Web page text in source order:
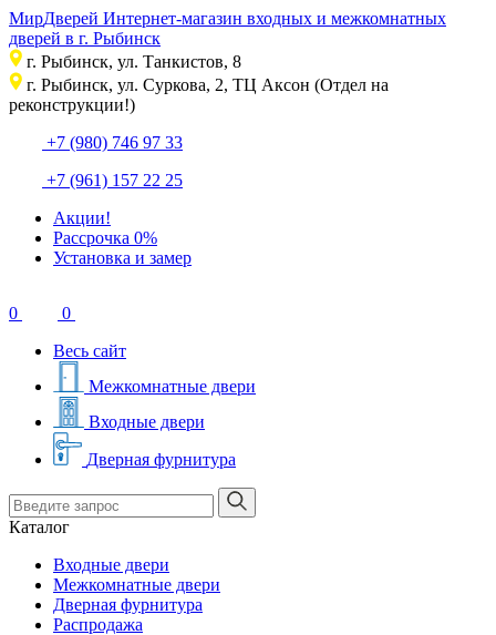
МирДверей Интернет-магазин входных и межкомнатных
дверей в г. Рыбинск
г. Рыбинск, ул. Танкистов, 8
г. Рыбинск, ул. Суркова, 2, ТЦ Аксон (Отдел на
реконструкции!)
+7 (980) 746 97 33
+7 (961) 157 22 25
Акции!
Рассрочка 0%
Установка и замер
0
0
Весь сайт
Межкомнатные двери
Входные двери
Дверная фурнитура
Каталог
Входные двери
Межкомнатные двери
Дверная фурнитура
Распродажа